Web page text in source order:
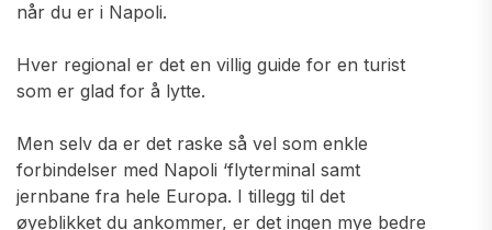
når du er i Napoli.
Hver regional er det en villig guide for en turist
som er glad for å lytte.
Men selv da er det raske så vel som enkle
forbindelser med Napoli ‘flyterminal samt
jernbane fra hele Europa. I tillegg til det
øyeblikket du ankommer, er det ingen mye bedre